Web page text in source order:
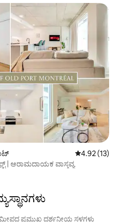
5 ರಲ್ಲಿ 4.92
4.92 (13)
| ಆರಾಮದಾಯಕ ವಾಸ್ತವ್ಯ
ಪ್ರಮುಖ ದರ್ಶನೀಯ ಸ್ಥಳಗಳು